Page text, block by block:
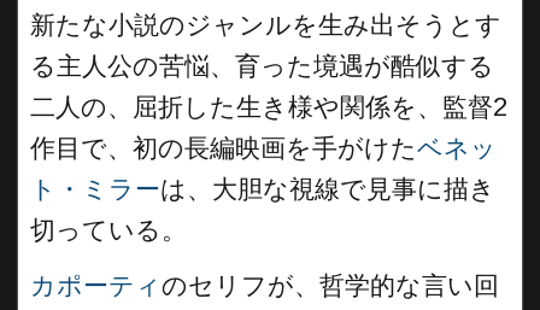
新たな小説のジャンルを生み出そうとす
る主人公の苦悩、育った境遇が酷似する
二人の、屈折した生き様や関係を、監督2
作目で、初の長編映画を手がけたベネッ
ト・ミラーは、大胆な視線で見事に描き
切っている。
カポーティ のセリフが、哲学的な言い回